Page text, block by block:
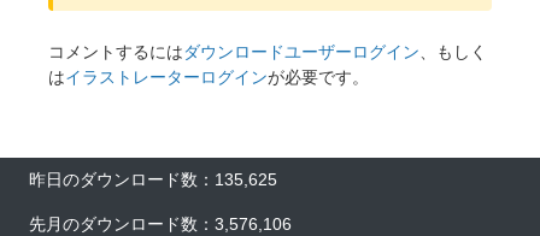
コメントするにはダウンロードユーザーログイン、もしく
はイラストレーターログインが必要です。
昨日のダウンロード数：135,625
先月のダウンロード数：3,576,106